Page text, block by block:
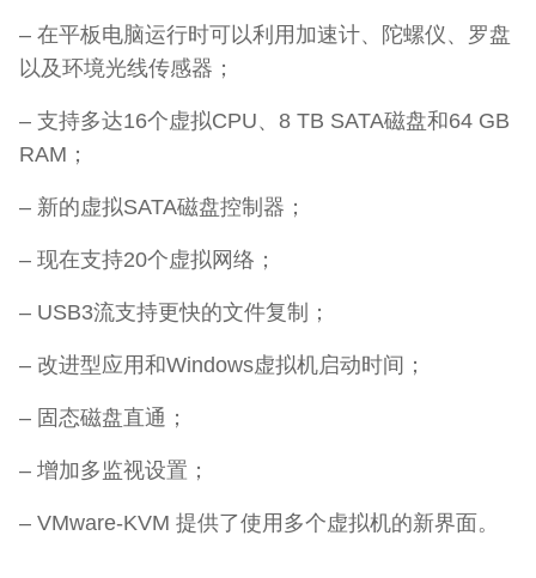
– 在平板电脑运行时可以利用加速计、陀螺仪、罗盘
以及环境光线传感器；
– 支持多达16个虚拟CPU、8 TB SATA磁盘和64 GB
RAM；
– 新的虚拟SATA磁盘控制器；
– 现在支持20个虚拟网络；
– USB3流支持更快的文件复制；
– 改进型应用和Windows虚拟机启动时间；
– 固态磁盘直通；
– 增加多监视设置；
– VMware-KVM 提供了使用多个虚拟机的新界面。